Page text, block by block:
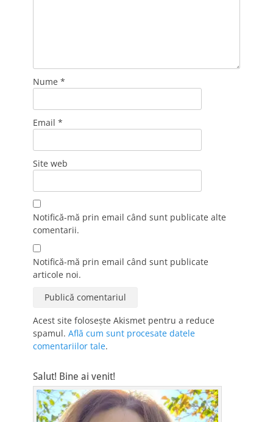
Nume *
Email *
Site web
Notifică-mă prin email când sunt publicate alte
comentarii.
Notifică-mă prin email când sunt publicate
articole noi.
Acest site folosește Akismet pentru a reduce
spamul. Află cum sunt procesate datele
comentariilor tale.
Salut! Bine ai venit!